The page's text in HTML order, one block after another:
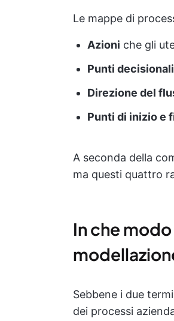
Le mappe di
Azioni che gli
Punti decisionali
Direzione del
Punti di inizio e
A seconda della
ma questi quattro
In che
Sebbene i due
dei processi